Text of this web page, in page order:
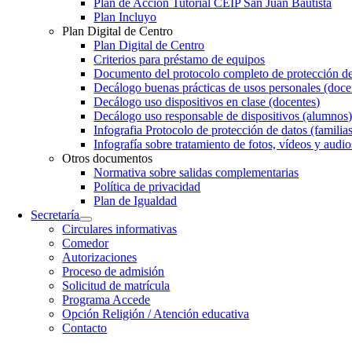
Plan de Acción Tutorial CEIP San Juan Bautista
Plan Incluyo
Plan Digital de Centro
Plan Digital de Centro
Criterios para préstamo de equipos
Documento del protocolo completo de protección
Decálogo buenas prácticas de usos personales
Decálogo uso dispositivos en clase (docentes)
Decálogo uso responsable de dispositivos (alumnos)
Infografia Protocolo de protección de datos
Infografía sobre tratamiento de fotos, vídeos y
Otros documentos
Normativa sobre salidas complementarias
Política de privacidad
Plan de Igualdad
Secretaría
Circulares informativas
Comedor
Autorizaciones
Proceso de admisión
Solicitud de matrícula
Programa Accede
Opción Religión / Atención educativa
Contacto